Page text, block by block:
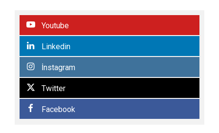
Youtube
Linkedin
İnstagram
Twitter
Facebook